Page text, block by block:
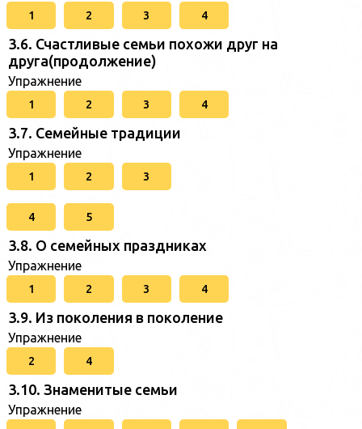
1 2 3 4
3.6. Счастливые семьи похожи друг на
друга(продолжение)
Упражнение
1 2 3 4
3.7. Семейные традиции
Упражнение
1 2 3
4 5
3.8. О семейных праздниках
Упражнение
1 2 3 4
3.9. Из поколения в поколение
Упражнение
2 4
3.10. Знаменитые семьи
Упражнение